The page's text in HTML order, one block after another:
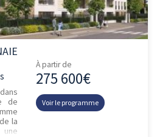
de
la
une
À partir de
275 600€
Voir le programme